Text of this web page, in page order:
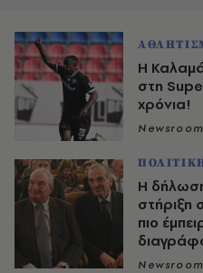
Η
στη
χρόνια!
Newsroom
Η
στήριξη
πιο
Newsroom